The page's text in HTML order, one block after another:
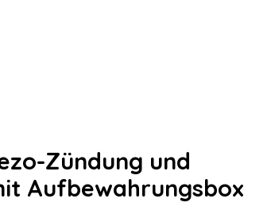
Zündung und
Aufbewahrungsbox